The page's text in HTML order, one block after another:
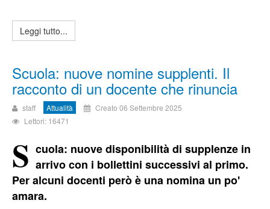
Leggi tutto...
Scuola: nuove nomine supplenti. Il
racconto di un docente che rinuncia
staff Attualità
Creato 06 Settembre 2025
Lettori: 16471
S cuola: nuove disponibilità di supplenze in
arrivo con i bollettini successivi al primo.
Per alcuni docenti però è una nomina un po'
amara.